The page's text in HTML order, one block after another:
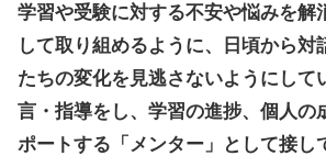
学習や受験に対する不安や悩みを解
して取り組めるように、日頃から対
たちの変化を見逃さないようにして
言・指導をし、学習の進捗、個人の
ポートする 「メンター」として接し